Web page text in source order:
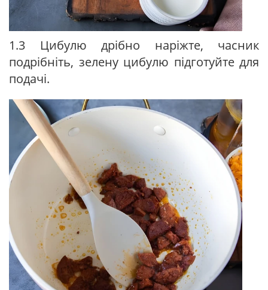
1.3 Цибулю дрібно наріжте, часник
подрібніть, зелену цибулю підготуйте для
подачі.